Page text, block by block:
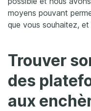
moyens pouvant
que vous souhaitez,
Trouver
des
aux